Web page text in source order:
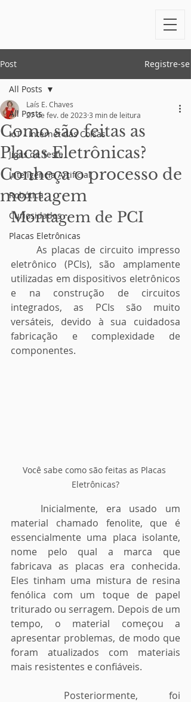
Post Registre-se
All Posts
IoT - Internet das Coisas
Jigas de Teste
Inteligência Artificial
Robótica
Curiosidades
Placas Eletrônicas
All Posts
Como são feitas as
Placas Eletrônicas?
Conheça o processo de
montagem
Laís E. Chaves
27 de fev. de 2023 3 min de leitura
Montagem de PCI
eletrônico (PCIs), são amplamente
utilizadas em dispositivos eletrônicos
e na construção de circuitos
integrados, as PCIs são muito
versáteis, devido à sua cuidadosa
fabricação e complexidade de
componentes.
Você sabe como são feitas as Placas
Eletrônicas?
material chamado fenolite, que é
essencialmente uma placa isolante,
nome pelo qual a marca que
fabricava as placas era conhecida.
Eles tinham uma mistura de resina
fenólica com um toque de papel
triturado ou serragem. Depois de um
tempo, o material começou a
apresentar problemas, de modo que
foram atualizados com materiais
mais resistentes e confiáveis.